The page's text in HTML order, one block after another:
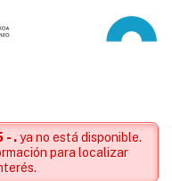
- .ya no está disponible.
para localizar